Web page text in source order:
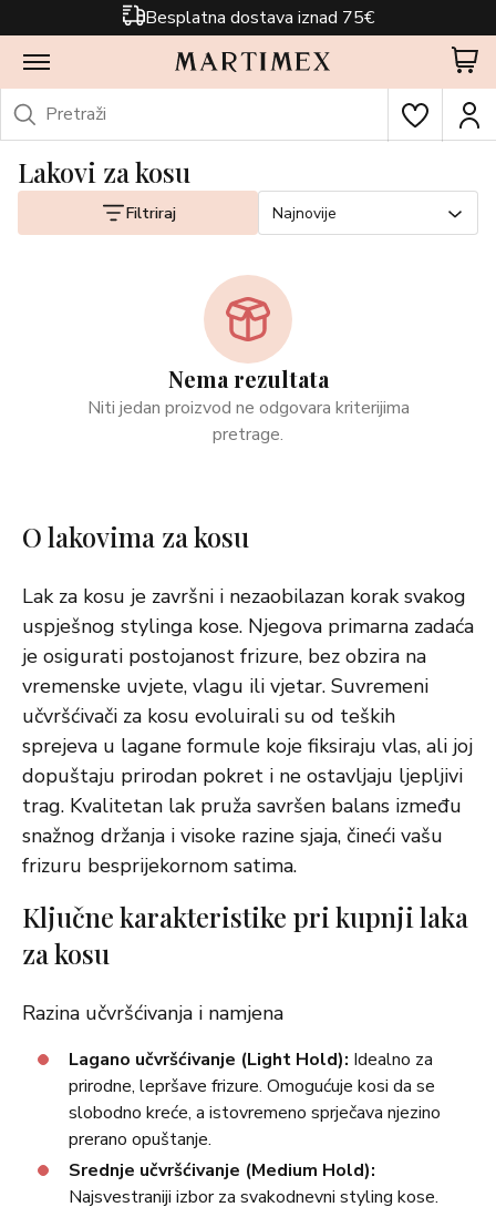
Besplatna dostava iznad 75€
Lakovi za kosu
Filtriraj Najnovije
Nema rezultata
Niti jedan proizvod ne odgovara kriterijima
pretrage.
O lakovima za kosu
Lak za kosu je završni i nezaobilazan korak svakog
uspješnog stylinga kose. Njegova primarna zadaća
je osigurati postojanost frizure, bez obzira na
vremenske uvjete, vlagu ili vjetar. Suvremeni
učvršćivači za kosu evoluirali su od teških
sprejeva u lagane formule koje fiksiraju vlas, ali joj
dopuštaju prirodan pokret i ne ostavljaju ljepljivi
trag. Kvalitetan lak pruža savršen balans između
snažnog držanja i visoke razine sjaja, čineći vašu
frizuru besprijekornom satima.
Ključne karakteristike pri kupnji laka
za kosu
Razina učvršćivanja i namjena
Lagano učvršćivanje (Light Hold): Idealno za
prirodne, lepršave frizure. Omogućuje kosi da se
slobodno kreće, a istovremeno sprječava njezino
prerano opuštanje.
Srednje učvršćivanje (Medium Hold):
Najsvestraniji izbor za svakodnevni styling kose.